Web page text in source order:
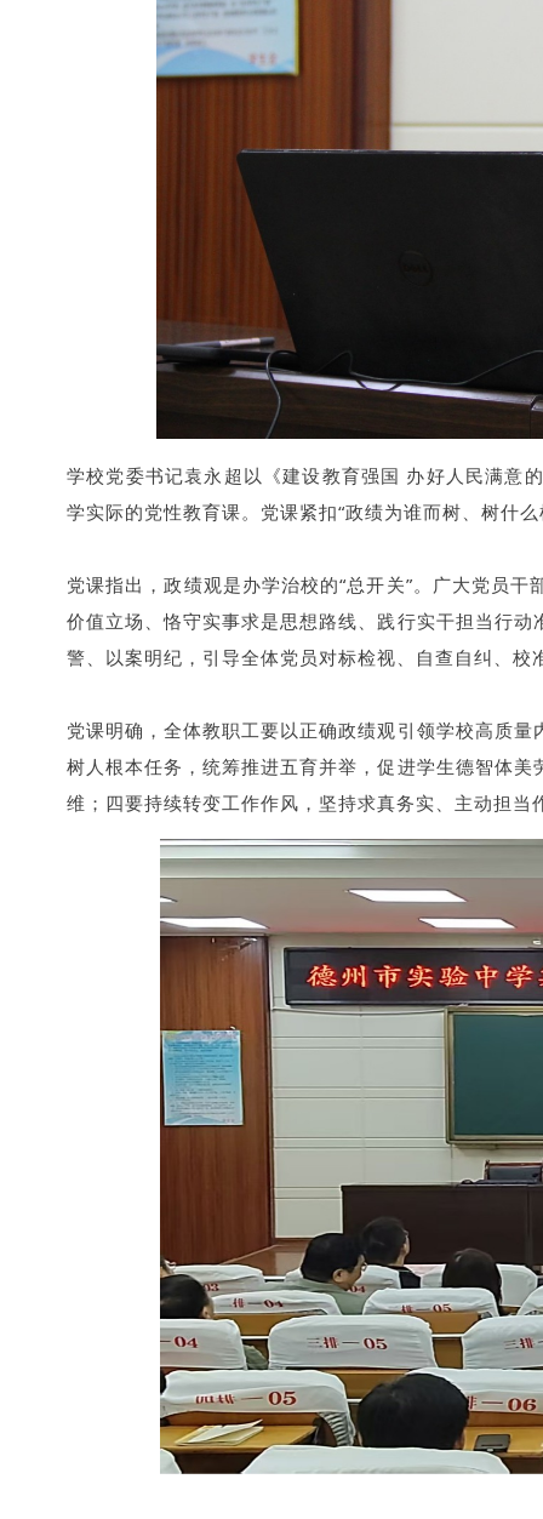
学校党委书记袁永超以《建设教育强国 办好人民满意
学实际的党性教育课。党课紧扣“政绩为谁而树、树什
党课指出，政绩观是办学治校的“总开关”。广大党员
价值立场、恪守实事求是思想路线、践行实干担当行
警、以案明纪，引导全体党员对标检视、自查自纠、校
党课明确，全体教职工要以正确政绩观引领学校高质
树人根本任务，统筹推进五育并举，促进学生德智体
维；四要持续转变工作作风，坚持求真务实、主动担